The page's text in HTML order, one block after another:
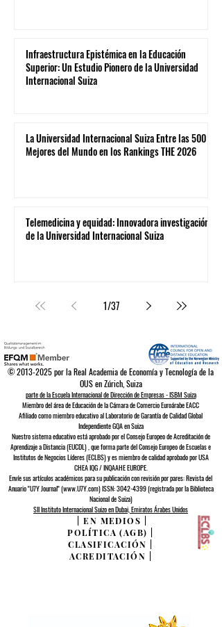
Infraestructura Epistémica en la Educación
Superior: Un Estudio Pionero de la Universidad
Internacional Suiza
La Universidad Internacional Suiza Entre las 500
Mejores del Mundo en los Rankings THE 2026
Telemedicina y equidad: Innovadora investigación
de la Universidad Internacional Suiza
1/37
©2013-2025por la Real Academia de Economía y Tecnología de la
OUS en Zúrich, Suiza
parte de la Escuela Internacional de Dirección de Empresas - ISBM Suiza
Miembro del área de Educación de la Cámara de Comercio Euroárabe EACC
Afiliado como miembro educativo al Laboratorio de Garantía de Calidad Global
Independiente GQAen Suiza
Nuestro sistema educativo está aprobado por elConsejo Europeo deAcreditación de
Aprendizaje a Distancia (EUCDL) , que forma parte delConsejo Europeo de Escuelas e
Institutos de Negocios Líderes (ECLBS)y es miembro de calidad aprobado por USA
CHEA IQG / INQAAHE EUROPE.
Envíe sus artículos académicos para su publicación con revisión por pares: Revista del
Anuario "U7Y Journal" (www.U7Y.com) ISSN: 3042-4399 (registrada por la Biblioteca
Nacional de Suiza)
SII Instituto Internacional Suizo en Dubai, Emiratos Árabes Unidos
|EN MEDIOS
POLÍTICA (AGB)
CLASIFICACIÓN
ACREDITACIÓN